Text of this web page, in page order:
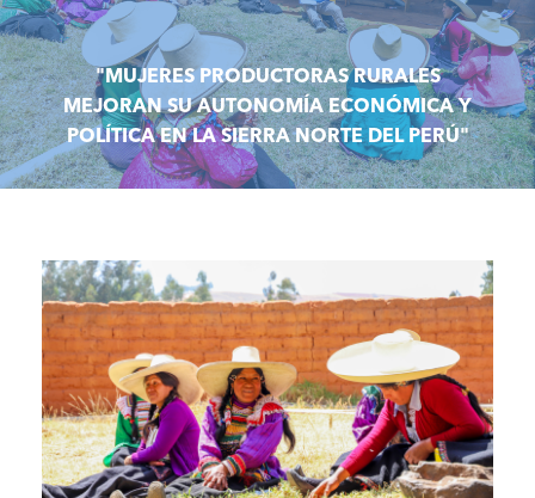
"MUJERES PRODUCTORAS RURALES
MEJORAN SU AUTONOMÍA ECONÓMICA Y
POLÍTICA EN LA SIERRA NORTE DEL PERÚ"
img_9691.jpg